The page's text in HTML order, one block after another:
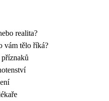
realita?
vám tělo říká?